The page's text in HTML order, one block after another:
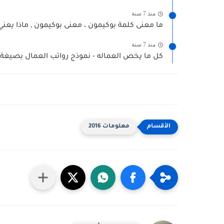
منذ 7 سنة
ما معنى كلمة بوكيمون ، معنى بوكيمون , ماذا
منذ 7 سنة
كل ما يخص العماله - نموذج رواتب العمال بصيغة
معلومات 2016